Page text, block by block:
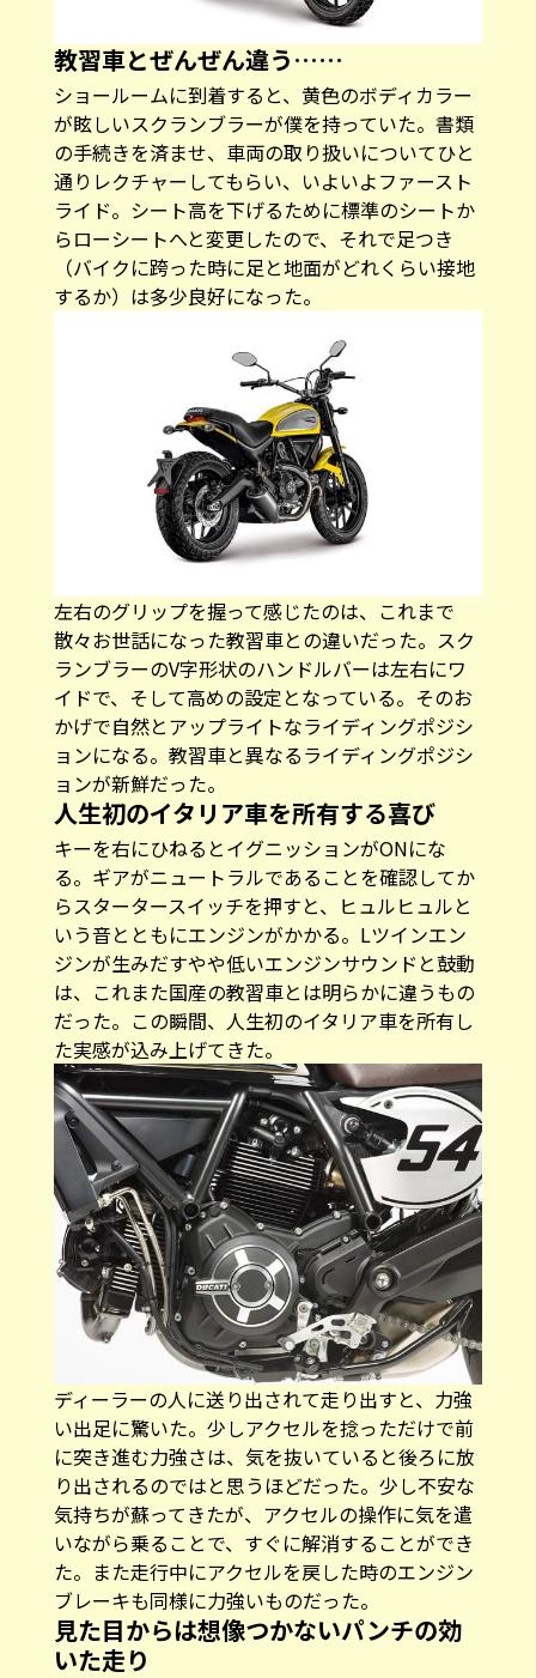
教習車とぜんぜん違う……
ショールームに到着すると、黄色のボディカラー
が眩しいスクランブラーが僕を持っていた。書類
の手続きを済ませ、車両の取り扱いについてひと
通りレクチャーしてもらい、いよいよファースト
ライド。シート高を下げるために標準のシートか
らローシートへと変更したので、それで足つき
（バイクに跨った時に足と地面がどれくらい接地
するか）は多少良好になった。
左右のグリップを握って感じたのは、これまで
散々お世話になった教習車との違いだった。スク
ランブラーのV字形状のハンドルバーは左右にワ
イドで、そして高めの設定となっている。そのお
かげで自然とアップライトなライディングポジシ
ョンになる。教習車と異なるライディングポジシ
ョンが新鮮だった。
人生初のイタリア車を所有する喜び
キーを右にひねるとイグニッションがONにな
る。ギアがニュートラルであることを確認してか
らスタータースイッチを押すと、ヒュルヒュルと
いう音とともにエンジンがかかる。Lツインエン
ジンが生みだすやや低いエンジンサウンドと鼓動
は、これまた国産の教習車とは明らかに違うもの
だった。この瞬間、人生初のイタリア車を所有し
た実感が込み上げてきた。
ディーラーの人に送り出されて走り出すと、力強
い出足に驚いた。少しアクセルを捻っただけで前
に突き進む力強さは、気を抜いていると後ろに放
り出されるのではと思うほどだった。少し不安な
気持ちが蘇ってきたが、アクセルの操作に気を遣
いながら乗ることで、すぐに解消することができ
た。また走行中にアクセルを戻した時のエンジン
ブレーキも同様に力強いものだった。
見た目からは想像つかないパンチの効
いた走り